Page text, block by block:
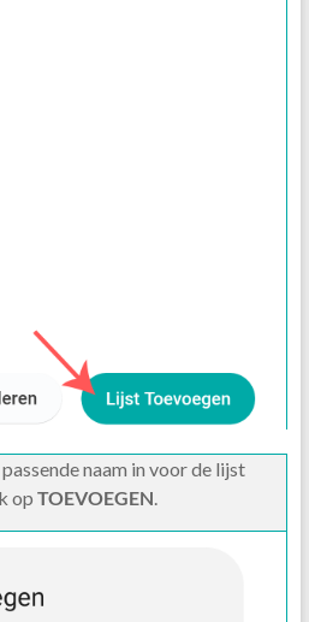
naam in voor de lijst
op TOEVOEGEN.